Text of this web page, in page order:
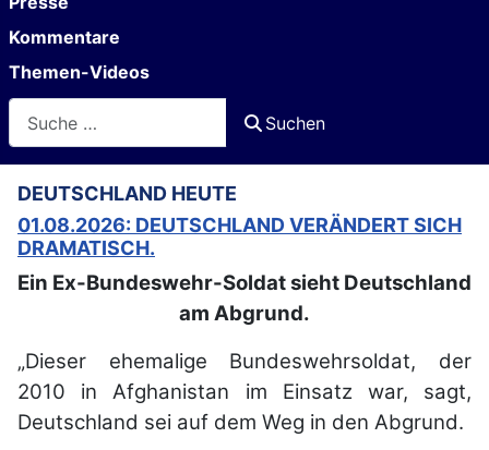
Kommentare
Themen-Videos
Suchen
DEUTSCHLAND HEUTE
01.08.2026: DEUTSCHLAND VERÄNDERT SICH
DRAMATISCH.
Ein Ex-Bundeswehr-Soldat sieht Deutschland
am Abgrund.
„Dieser ehemalige Bundeswehrsoldat, der
2010 in Afghanistan im Einsatz war, sagt,
Deutschland sei auf dem Weg in den Abgrund.